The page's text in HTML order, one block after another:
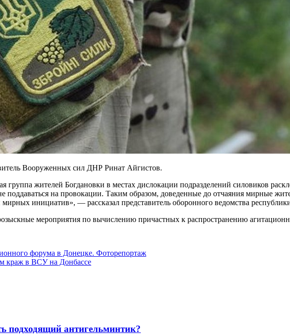
Вооруженных сил ДНР Ринат Айгистов.
жителей Богдановки в местах дислокации подразделений силовиков
поддаваться на провокации. Таким образом, доведенные до отчаяния мирные
инициатив», — рассказал представитель оборонного ведомства
мероприятия по вычислению причастных к распространению
форума в Донецке. Фоторепортаж
краж в ВСУ на Донбассе
подходящий антигельминтик?